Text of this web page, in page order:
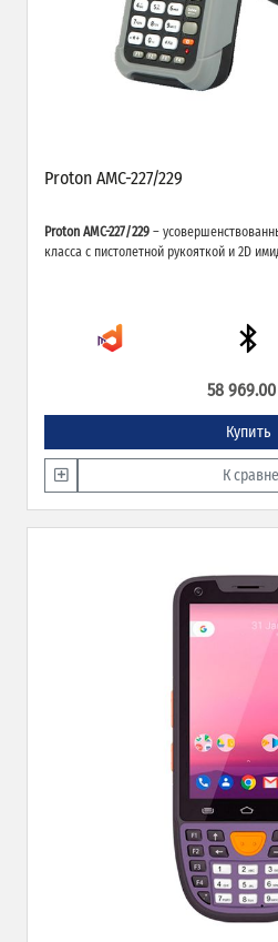
Proton AMC-227/229
Proton AMC-227/229 –
класса с пистолетной рукояткой и 2D
58
Купить
К